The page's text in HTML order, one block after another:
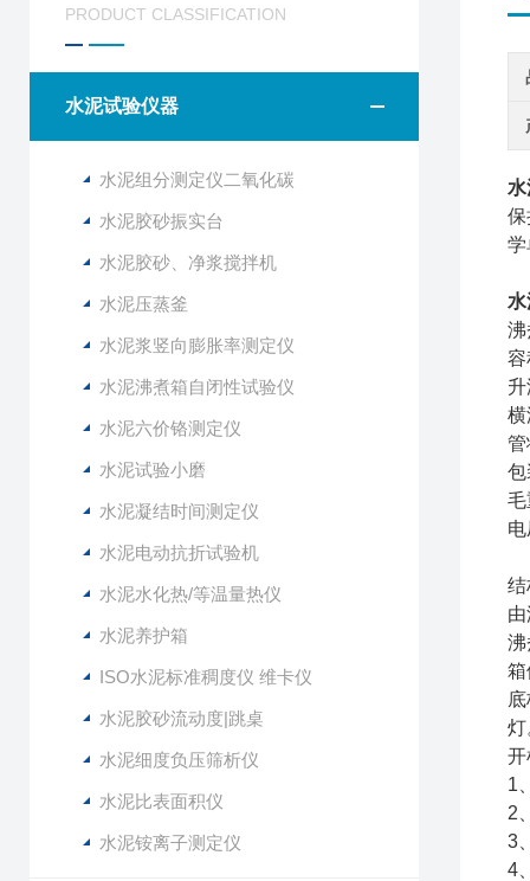
PRODUCT CLASSIFICATION
水泥试验仪器
水泥组分测定仪二氧化碳
水泥胶砂振实台
水泥胶砂、净浆搅拌机
水泥压蒸釜
水泥浆竖向膨胀率测定仪
水泥沸煮箱自闭性试验仪
水泥六价铬测定仪
水泥试验小磨
水泥凝结时间测定仪
水泥电动抗折试验机
水泥水化热/等温量热仪
水泥养护箱
ISO水泥标准稠度仪 维卡仪
水泥胶砂流动度|跳桌
水泥细度负压筛析仪
水泥比表面积仪
水泥铵离子测定仪
保
学
容
管
包
毛
结
沸
箱
灯
开
1
2
3
4